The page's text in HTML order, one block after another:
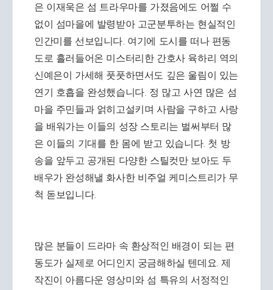
은 이재욱은 섬 트라우마를 가졌음에도 어쩔 수
없이 섬마을에 발령받아 고군분투하는 현실적인
인간미를 선보입니다. 여기에 도시를 떠나 편동
도로 흘러들어온 미스터리한 간호사 육하리 역의
신예은이 가세해 풋풋하면서도 깊은 울림이 있는
연기 호흡을 완성했습니다. 정 많고 사연 많은 섬
마을 주민들과 얽히고설키며 사람을 구하고 사랑
을 배워가는 이들의 성장 스토리는 벌써부터 많
은 이들의 기대를 한 몸에 받고 있습니다. 첫 방
송을 앞두고 공개된 다양한 스틸컷만 보아도 두
배우가 완성해낼 화사한 비주얼 케미스트리가 무
척 돋보입니다.
많은 분들이 드라마 속 환상적인 배경이 되는 편
동도가 실제로 어디인지 궁금해하실 텐데요. 제
작진이 아름다운 영상미와 섬 특유의 서정적인